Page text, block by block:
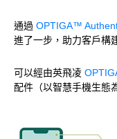
通過 OPTIGA™
進了一步，助力客戶構
可以經由英飛凌
配件（以智慧手機生態